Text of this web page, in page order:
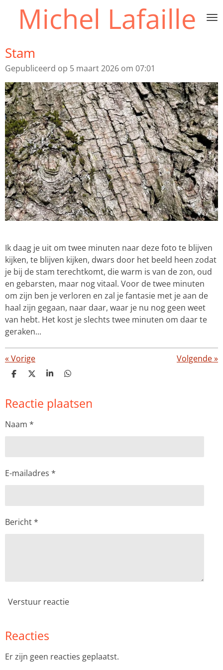
direct
hoofdinhoud
Michel Lafaille
Stam
Gepubliceerd op 5 maart 2026 om 07:01
Ik daag je uit om twee minuten naar deze foto te blijven
kijken, te blijven kijken, dwars door het beeld heen zodat
je bij de stam terechtkomt, die warm is van de zon, oud
en gebarsten, maar nog vitaal. Voor de twee minuten
om zijn ben je verloren en zal je fantasie met je aan de
haal zijn gegaan, naar daar, waar je nu nog geen weet
van hebt. Het kost je slechts twee minuten om daar te
geraken...
«Vorige Volgende»
D
e
n
D
l
S
r
e
D
e
n
Reactie plaatsen
Naam *
E-mailadres *
Bericht *
Verstuur reactie
Reacties
Er zijn geen reacties geplaatst.